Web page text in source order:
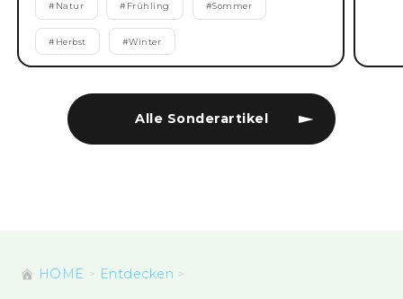
Alle Sonderartikel
# Natur # Frühling #Sommer
# Herbst #Winter
HOME Entdecken